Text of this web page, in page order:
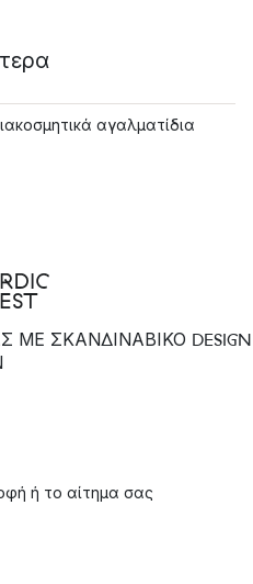
αγαλματίδια
ΜΕ ΣΚΑΝΔΙΝΑΒΙΚΟ DESIGN
ή το αίτημα σας